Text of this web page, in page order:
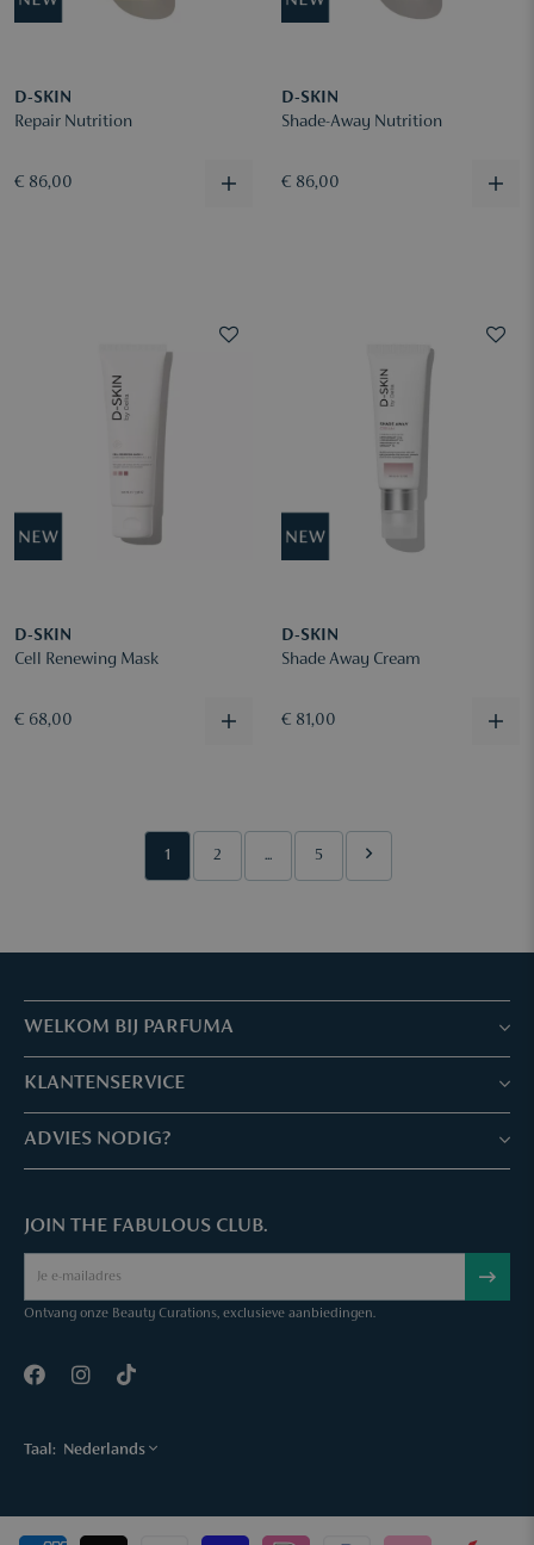
D-SKIN
Repair Nutrition
€ 86,00
D-SKIN
Shade-Away Nutrition
€ 86,00
D-SKIN
Cell Renewing Mask
€ 68,00
D-SKIN
Shade Away Cream
€ 81,00
1 2 ... 5
WELKOM BIJ PARFUMA
Winkels & Services
Reserveer je afspraak
Over Parfuma
Vacatures
KLANTENSERVICE
Klantenservice & Veelgestelde vragen
Parfuma geschenkbon
Sample Service
ADVIES NODIG?
Mail ons
Bel ons
JOIN THE FABULOUS CLUB.
Ontvang onze Beauty Curations, exclusieve aanbiedingen.
Taal: Nederlands